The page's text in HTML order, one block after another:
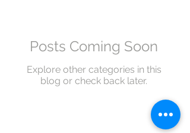
Posts Coming Soon
Explore other categories in this
blog or check back later.